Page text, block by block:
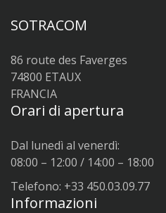
SOTRACOM
86 route des Faverges
74800 ETAUX
FRANCIA
Orari di apertura
Dal lunedì al venerdì:
08:00 – 12:00 / 14:00 – 18:00
Telefono: +33 450.03.09.77
Informazioni